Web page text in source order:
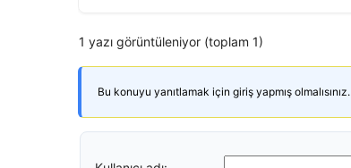
1 yazı görüntüleniyor (toplam 1)
Bu konuyu yanıtlamak için giriş yapmış olmalısınız.